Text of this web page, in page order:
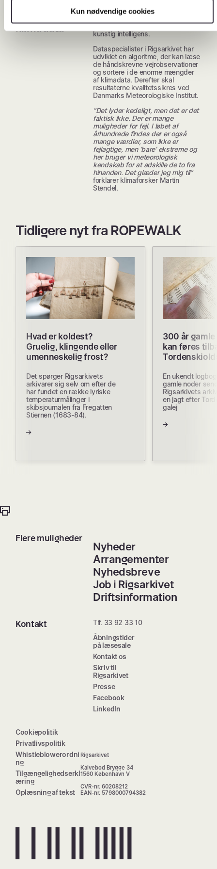
Kun nødvendige cookies
klimadata
milepæl i projektet. Det næste, der
skal ske er læsning af de mange
tabeller og tekster i
skibsjournalerne ved hjælp af
kunstig intelligens.
Dataspecialister i Rigsarkivet har
udviklet en algoritme, der kan læse
de håndskrevne vejrobservationer
og sortere i de enorme mængder
af klimadata. Derefter skal
resultaterne kvalitetssikres ved
Danmarks Meteorologiske Institut.
”Det lyder kedeligt, men det er det
faktisk ikke. Der er mange
muligheder for fejl. I løbet af
århundrede findes der er også
mange værdier, som ikke er
fejlagtige, men ’bare’ ekstreme og
her bruger vi meteorologisk
kendskab for at adskille de to fra
hinanden. Det glæder jeg mig til”
forklarer klimaforsker Martin
Stendel.
Tidligere nyt fra ROPEWALK
Hvad er koldest?
Gruelig, klingende eller
umenneskelig frost?
Det spørger Rigsarkivets
arkivarer sig selv om efter de
har fundet en række lyriske
temperaturmålinger i
skibsjournalen fra Fregatten
Stiernen (1683-84).
300 år
kan føres
En ukendt
gamle noder
Rigsarkivets
en jagt efter
galej
Flere muligheder
Nyheder
Arrangementer
Nyhedsbreve
Job i Rigsarkivet
Driftsinformation
Kontakt
Tlf. 33 92 33 10
Åbningstider
på læsesale
Kontakt os
Skriv til
Rigsarkivet
Presse
Facebook
LinkedIn
Cookiepolitik
Privatlivspolitik
Whistleblowerordni
ng
Tilgængelighedserkl
æring
Oplæsning af tekst
Rigsarkivet
Kalvebod Brygge 34
1560 København V
CVR-nr. 60208212
EAN-nr. 5798000794382